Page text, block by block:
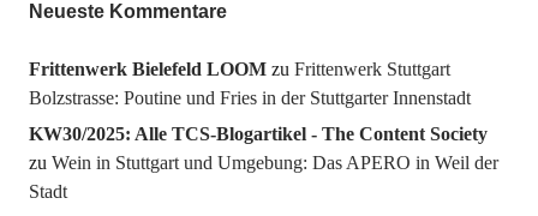
Neueste Kommentare
Frittenwerk Bielefeld LOOMzu Frittenwerk Stuttgart
Bolzstrasse: Poutine und Fries in der Stuttgarter Innenstadt
KW30/2025: Alle TCS-Blogartikel - The Content Society
zu Wein in Stuttgart und Umgebung: Das APERO in Weil der
Stadt